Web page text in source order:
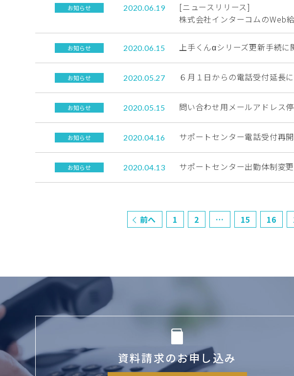
お知らせ 2020.06.19
[ニュースリリース]
株式会社インターコムのWeb
お知らせ 2020.06.15 上手くんαシリーズ更新手続
お知らせ 2020.05.27 ６月１日からの電話受付延長
お知らせ 2020.05.15 問い合わせ用メールアドレス
お知らせ 2020.04.16 サポートセンター電話受付再
お知らせ 2020.04.13 サポートセンター出勤体制変
前へ 1 2 … 15 16
資料請求のお申し込み